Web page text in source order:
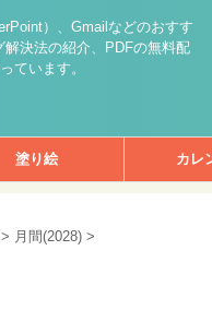
）、Gmailなどのおすす
決法の紹介、PDFの無料配
ています。
塗り絵 カレ
> 月間(2028) >